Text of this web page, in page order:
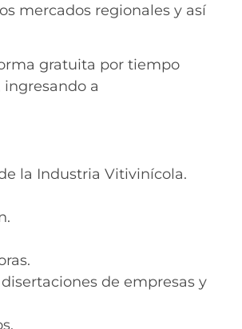
mercados regionales y así
gratuita por tiempo
a
la Industria Vitivinícola.
de empresas y